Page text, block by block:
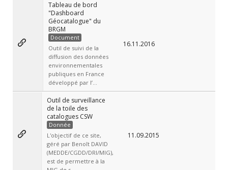
Tableau de bord
"Dashboard
Géocatalogue" du
BRGM
Document
Outil de suivi de la
diffusion des données
environnementales
publiques en France
développé par l’...
16.11.2016
Outil de surveillance
de la toile des
catalogues CSW
Donnée
L'objectif de ce site,
géré par Benoît DAVID
(MEDDE/CGDD/DRI/MIG),
est de permettre à la
11.09.2015